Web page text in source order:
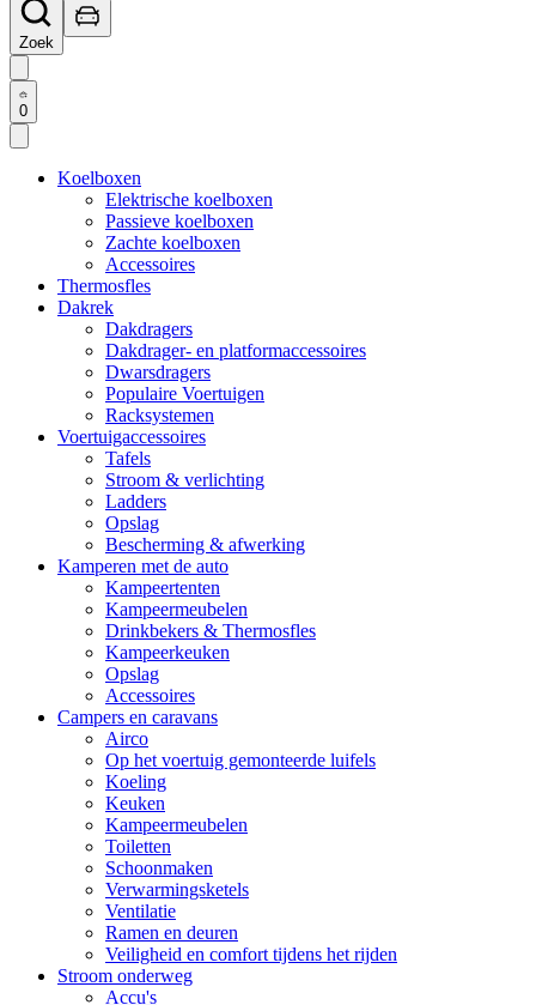
Zoek
0
Koelboxen
Elektrische koelboxen
Passieve koelboxen
Zachte koelboxen
Accessoires
Thermosfles
Dakrek
Dakdragers
Dakdrager- en platformaccessoires
Dwarsdragers
Populaire Voertuigen
Racksystemen
Voertuigaccessoires
Tafels
Stroom & verlichting
Ladders
Opslag
Bescherming & afwerking
Kamperen met de auto
Kampeertenten
Kampeermeubelen
Drinkbekers & Thermosfles
Kampeerkeuken
Opslag
Accessoires
Campers en caravans
Airco
Op het voertuig gemonteerde luifels
Koeling
Keuken
Kampeermeubelen
Toiletten
Schoonmaken
Verwarmingsketels
Ventilatie
Ramen en deuren
Veiligheid en comfort tijdens het rijden
Stroom onderweg
Accu's